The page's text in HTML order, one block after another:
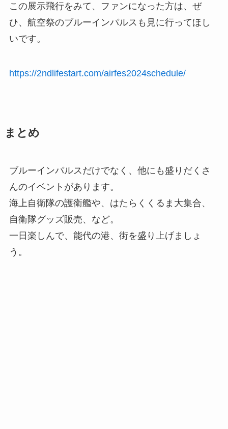
この展示飛行をみて、ファンになった方は、ぜ
ひ、航空祭のブルーインパルスも見に行ってほし
いです。
https://2ndlifestart.com/airfes2024schedule/
まとめ
ブルーインパルスだけでなく、他にも盛りだくさ
んのイベントがあります。
海上自衛隊の護衛艦や、はたらくくるま大集合、
自衛隊グッズ販売、など。
一日楽しんで、能代の港、街を盛り上げましょ
う。